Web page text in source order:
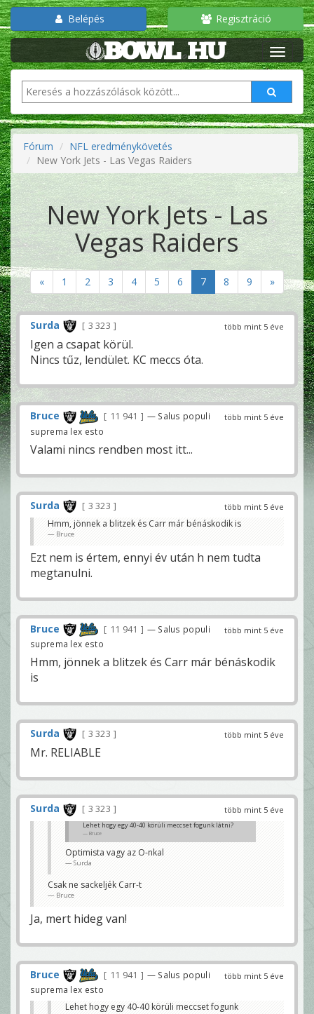
Belépés Regisztráció
Fórum
NFL eredménykövetés
New York Jets - Las Vegas Raiders
New York Jets - Las
Vegas Raiders
« 1 2 3 4 5 6 7 8 9 »
több mint 5 éve
Surda 3 323
Igen a csapat körül.
Nincs tűz, lendület. KC meccs óta.
több mint 5 éve
Bruce 11 941
— Salus populi
suprema lex esto
Valami nincs rendben most itt...
több mint 5 éve
Surda
3 323
Hmm, jönnek a blitzek és Carr már bénáskodik is
Bruce
Ezt nem is értem, ennyi év után h nem tudta
megtanulni.
több mint 5 éve
Bruce 11 941
— Salus populi
suprema lex esto
Hmm, jönnek a blitzek és Carr már bénáskodik
is
több mint 5 éve
Surda 3 323
Mr. RELIABLE
több mint 5 éve
Surda 3 323
Lehet hogy egy 40-40 körüli meccset fogunk látni?
Bruce
Optimista vagy az O-nkal
Surda
Csak ne sackeljék Carr-t
Bruce
Ja, mert hideg van!
több mint 5 éve
Bruce 11 941
— Salus populi
suprema lex esto
Lehet hogy egy 40-40 körüli meccset fogunk